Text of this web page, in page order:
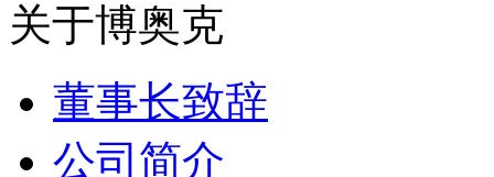
关于博奥克
董事长致辞
公司简介